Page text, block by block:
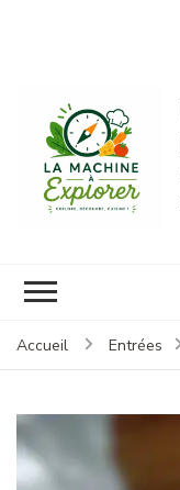
Accueil Entrées